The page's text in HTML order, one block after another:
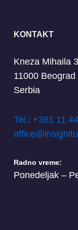
KONTAKT
Kneza Mihaila
11000 Beograd
Serbia
Tel.: +381 11
Radno vreme:
Ponedeljak –